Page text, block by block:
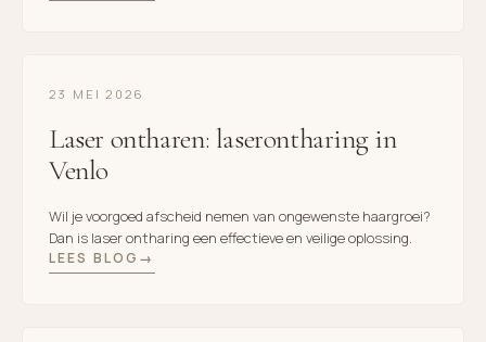
23 MEI 2026
Laser ontharen: laserontharing in
Venlo
Wil je voorgoed afscheid nemen van ongewenste haargroei?
Dan is laser ontharing een effectieve en veilige oplossing.
LEES BLOG